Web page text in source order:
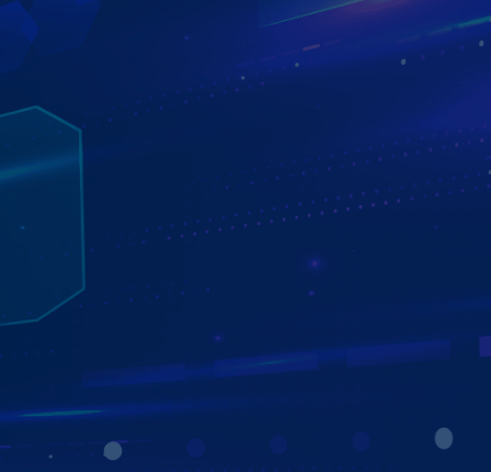
MÀN HÌNH ZESTECH Z18
TIỆN ÍCH THẢ GA - KHÔNG LO VỀ GIÁ
Giá tốt, công nghệ xịn – màn hình Zestech Z18 chính là
lựa chọn hoàn hảo cho mọi chủ xe thông minh!